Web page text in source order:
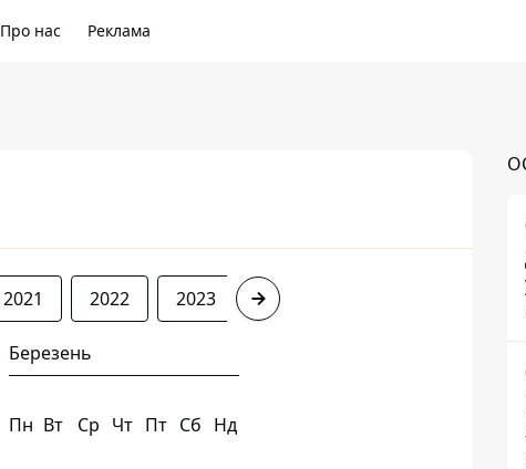
Про нас Реклама
2021 2022 2023 2024
Березень
Пн Вт Ср Чт Пт Сб Нд